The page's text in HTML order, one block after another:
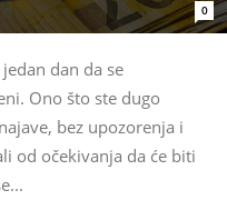
0
dan da se
Ono što ste dugo
bez upozorenja i
od očekivanja da će biti